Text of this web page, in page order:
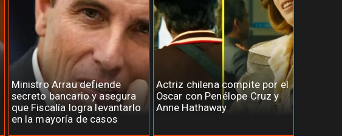
Ministro Arrau defiende
secreto bancario y asegura
que Fiscalía logra levantarlo
en la mayoría de casos
Actriz chilena compite por el
Oscar con Penélope Cruz y
Anne Hathaway